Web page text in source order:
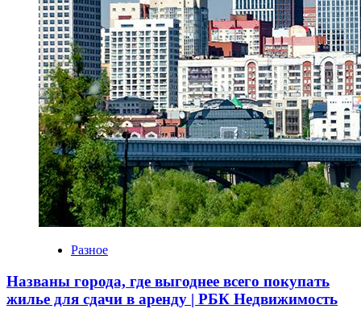
Разное
Названы города, где выгоднее всего покупать
жилье для сдачи в аренду | РБК Недвижимость